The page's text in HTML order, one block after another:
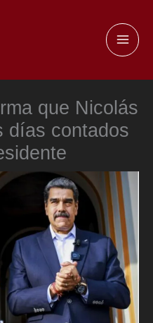
que Nicolás
días contados